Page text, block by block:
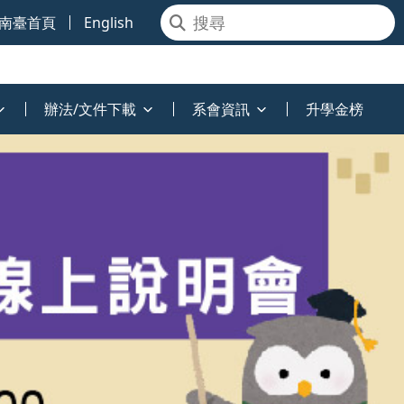
臺首頁 English
辦法/文件下載 系會資訊 升學金榜